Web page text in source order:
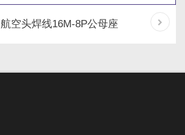
航空头焊线16M-8P公母座